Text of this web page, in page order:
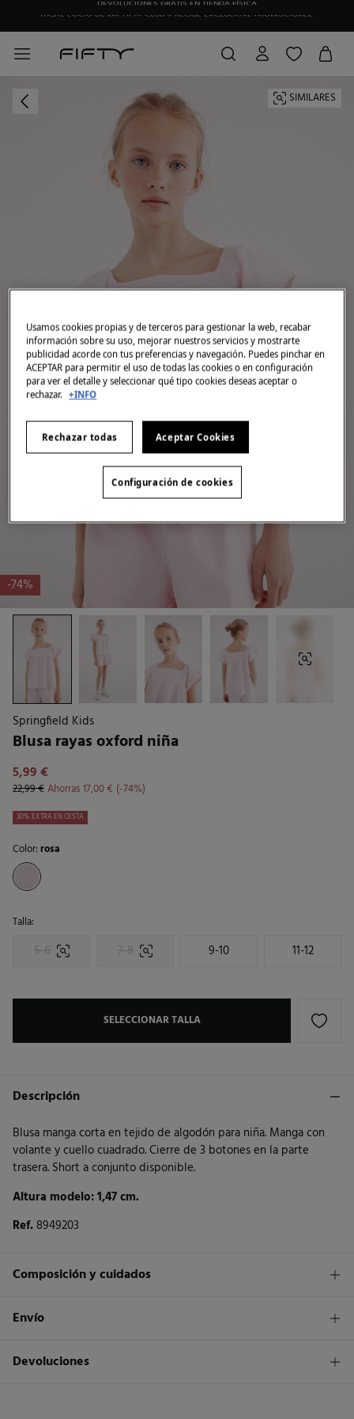
HAZTE SOCIO DE MY FIFTY CLUB Y RECIBE EXCLUSIVAS PROMOCIONES.
SIMILARES
-74%
Springfield Kids
Blusa rayas oxford niña
5,99 €
22,99 €Ahorras17,00 € 74
30% EXTRA EN CESTA
Color:rosa
Talla:
5-6 7-8 9-10 11-12
SELECCIONAR TALLA
Descripción
Blusa manga corta en tejido de algodón para niña. Manga con
volante y cuello cuadrado. Cierre de 3 botones en la parte
trasera. Short a conjunto disponible.
Altura modelo: 1,47 cm.
Ref. 8949203
Composición y cuidados
Composición
Cuidados
Envío
Envío a tienda
1,95€
Devoluciones
Usamos cookies propias y de terceros para gestionar la web, recabar
información sobre su uso, mejorar nuestros servicios y mostrarte
publicidad acorde con tus preferencias y navegación. Puedes pinchar en
ACEPTAR para permitir el uso de todas las cookies o en configuración
para ver el detalle y seleccionar qué tipo cookies deseas aceptar o
rechazar. +INFO
Rechazar todas Aceptar Cookies
Configuración de cookies